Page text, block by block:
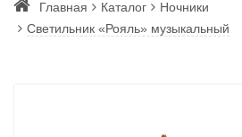
Главная Каталог
Ночники
Светильник «Рояль» музыкальный